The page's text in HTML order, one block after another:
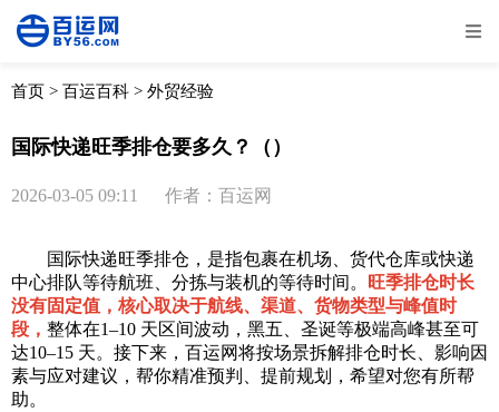
全部 物流资讯
取消
首页 > 百运百科 > 外贸经验
国际快递旺季排仓要多久？（）
2026-03-05 09:11 作者：百运网
国际快递旺季排仓，是指包裹在机场、货代仓库或快递
中心排队等待航班、分拣与装机的等待时间。
旺季排仓时长
没有固定值，核心取决于航线、渠道、货物类型与峰值时
段， 整体在1–10 天区间波动，黑五、圣诞等极端高峰甚至可
达10–15 天。接下来，百运网将按场景拆解排仓时长、影响因
素与应对建议，帮你精准预判、提前规划，希望对您有所帮
助。